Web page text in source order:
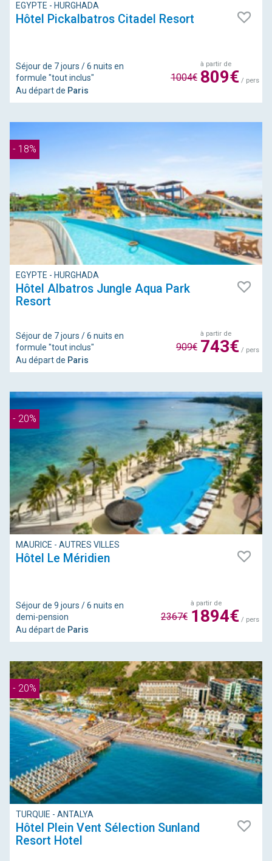
EGYPTE - HURGHADA
Hôtel Pickalbatros Citadel Resort
Séjour de 7 jours / 6 nuits en
formule "tout inclus"
Au départ de Paris
à partir de
809€/ pers
1004€
- 18%
EGYPTE - HURGHADA
Hôtel Albatros Jungle Aqua Park
Resort
Séjour de 7 jours / 6 nuits en
formule "tout inclus"
Au départ de Paris
à partir de
743€/ pers
909€
- 20%
MAURICE - AUTRES VILLES
Hôtel Le Méridien
Séjour de 9 jours / 6 nuits en
demi-pension
Au départ de Paris
à partir de
1894€/ pers
2367€
- 20%
TURQUIE - ANTALYA
Hôtel Plein Vent Sélection Sunland
Resort Hotel